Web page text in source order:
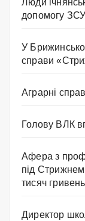
Люди
допомогу ЗСУ
У
справи
Аграрні
Голову ВЛК
Афера з
під
тисяч гривень
Директор